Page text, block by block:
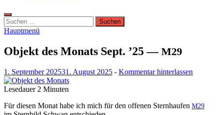
Suchen
nach:
Hauptmenü
Objekt des Monats Sept. ’25 — M29
1. September 202531. August 2025 - Kommentar hinterlassen
Lesedauer 2 Minuten
Für diesen Monat habe ich mich für den offe­nen Stern­haufen M29